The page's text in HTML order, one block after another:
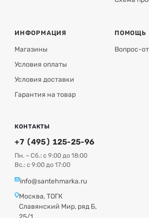
произведён согласно техническим
ИНФОРМАЦИЯ
Магазины
Условия оплаты
Условия доставки
Гарантия на товар
ПОМОЩЬ
Вопрос-
КОНТАКТЫ
+7 (495) 125-25-96
Пн. – Сб.: с 9:00 до 18:00
Вс.: с 9:00 до 17:00
info@santehmarka.ru
Москва, ТОГК
Славянский Мир, ряд Б,